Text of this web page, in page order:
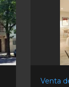
Venta